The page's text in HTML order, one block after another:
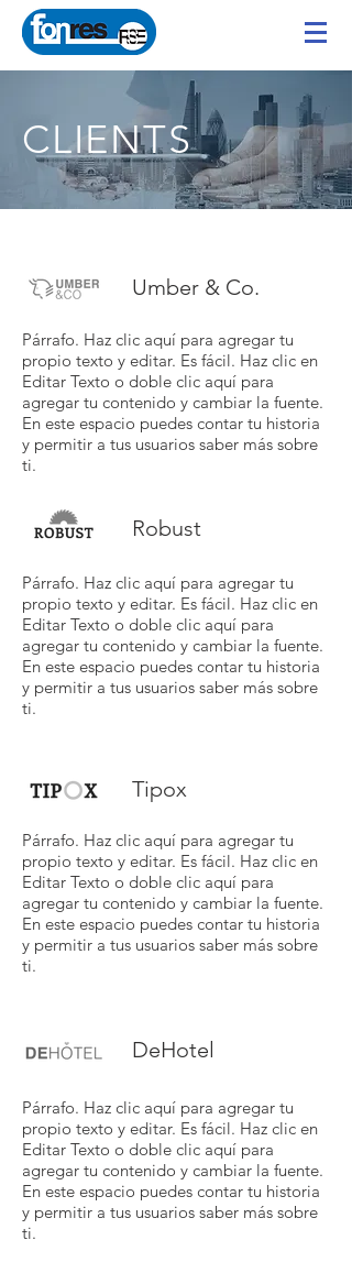
CLIENTS
Umber & Co.
Párrafo. Haz clic aquí para agregar tu
propio texto y editar. Es fácil. Haz clic en
Editar Texto o doble clic aquí para
agregar tu contenido y cambiar la fuente.
En este espacio puedes contar tu historia
y permitir a tus usuarios saber más sobre
ti.
Robust
Párrafo. Haz clic aquí para agregar tu
propio texto y editar. Es fácil. Haz clic en
Editar Texto o doble clic aquí para
agregar tu contenido y cambiar la fuente.
En este espacio puedes contar tu historia
y permitir a tus usuarios saber más sobre
ti.
Tipox
Párrafo. Haz clic aquí para agregar tu
propio texto y editar. Es fácil. Haz clic en
Editar Texto o doble clic aquí para
agregar tu contenido y cambiar la fuente.
En este espacio puedes contar tu historia
y permitir a tus usuarios saber más sobre
ti.
DeHotel
Párrafo. Haz clic aquí para agregar tu
propio texto y editar. Es fácil. Haz clic en
Editar Texto o doble clic aquí para
agregar tu contenido y cambiar la fuente.
En este espacio puedes contar tu historia
y permitir a tus usuarios saber más sobre
ti.